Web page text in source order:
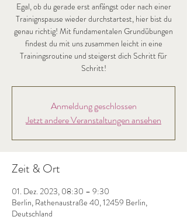
Egal, ob du gerade erst anfängst oder nach einer
Trainignspause wieder durchstartest, hier bist du
genau richtig! Mit fundamentalen Grundübungen
findest du mit uns zusammen leicht in eine
Trainingsroutine und steigerst dich Schritt für
Schritt!
Anmeldung geschlossen
Jetzt andere Veranstaltungen ansehen
Zeit & Ort
01. Dez. 2023, 08:30 – 9:30
Berlin, Rathenaustraße 40, 12459 Berlin,
Deutschland